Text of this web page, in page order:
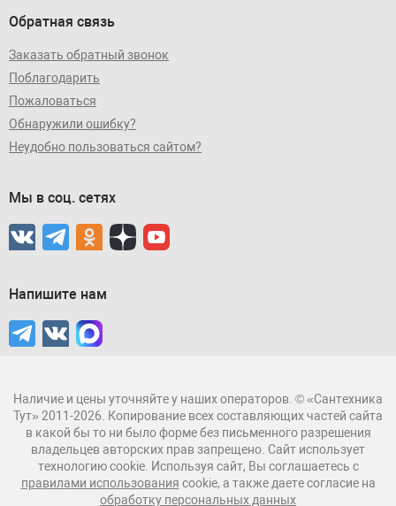
Обратная связь
Заказать обратный звонок
Поблагодарить
Пожаловаться
Обнаружили ошибку?
Неудобно пользоваться сайтом?
Мы в соц. сетях
Напишите нам
Наличие и цены уточняйте у наших операторов. © «Сантехника
Тут» 2011-2026. Копирование всех составляющих частей сайта
в какой бы то ни было форме без письменного разрешения
владельцев авторских прав запрещено. Сайт использует
технологию cookie. Используя сайт, Вы соглашаетесь с
правилами использования cookie, а также даете согласие на
обработку персональных данных